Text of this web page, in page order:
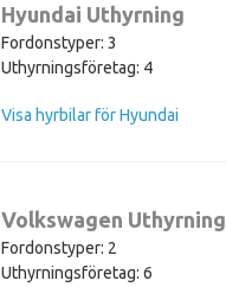
Hyundai Uthyrning
Fordonstyper: 3
Uthyrningsföretag: 4
Visa hyrbilar för Hyundai
Volkswagen Uthyrning
Fordonstyper: 2
Uthyrningsföretag: 6